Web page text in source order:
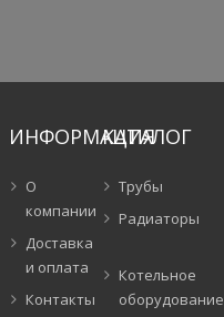
ИНФОРМАЦИЯ
О
компании
Доставка
и оплата
Контакты
КАТАЛОГ
Трубы
Радиаторы
Котельное
оборудование